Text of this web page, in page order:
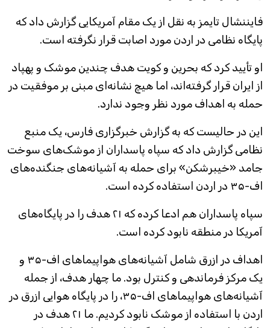
فایننشال تایمز به نقل از یک مقام آمریکایی گزارش داد که
پایگاه نظامی در اردن مورد اصابت قرار نگرفته است.
او تأیید کرد که بحرین و کویت هدف چندین موشک و پهپاد
از ایران قرار گرفته‌اند، اما هیچ نشانه‌ای مبنی بر موفقیت در
حمله به اهداف مورد نظر وجود ندارد.
این در حالیست که به گزارش خبرگزاری فارس، یک منبع
نظامی گزارش داد که سپاه پاسداران از موشک‌های سوخت
جامد «خیبرشکن» برای حمله به آشیانه‌های جنگنده‌های
اف-۳۵ در اردن استفاده کرده است.
سپاه پاسداران هم ادعا کرده که ۲۱ هدف را در پایگاه‌های
آمریکا در منطقه نابود کرده است.
اهداف در ازرق شامل آشیانه‌های هواپیماهای اف-۳۵ و
یک مرکز فرماندهی و کنترل بود. ما چهار هدف، از جمله
آشیانه‌های هواپیماهای اف-۳۵، را در پایگاه هوایی ازرق در
اردن با استفاده از موشک نابود کردیم. ما ۲۱ هدف در